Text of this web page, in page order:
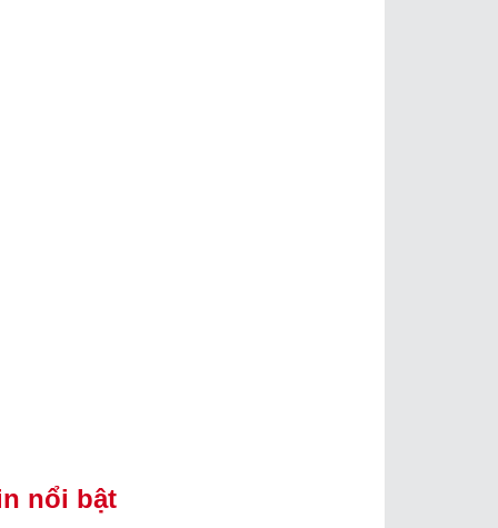
nổi bật